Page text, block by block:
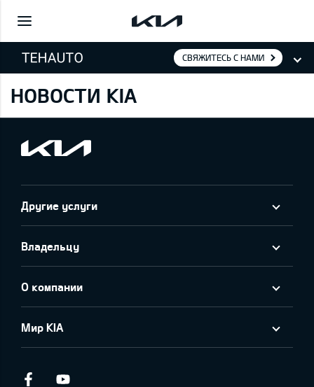
СВЯЖИТЕСЬ С НАМИ
НОВОСТИ KIA
Другие услуги
Владельцу
О компании
Мир KIA
Facebook